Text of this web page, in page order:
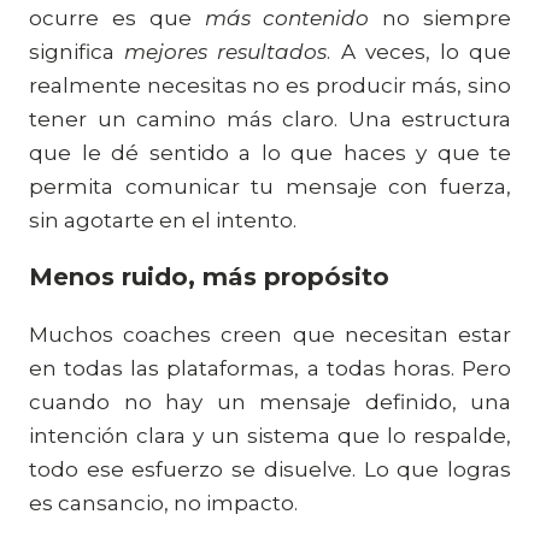
ocurre es que más contenido no siempre
significa mejores resultados. A veces, lo que
realmente necesitas no es producir más, sino
tener un camino más claro. Una estructura
que le dé sentido a lo que haces y que te
permita comunicar tu mensaje con fuerza,
sin agotarte en el intento.
Menos ruido, más propósito
Muchos coaches creen que necesitan estar
en todas las plataformas, a todas horas. Pero
cuando no hay un mensaje definido, una
intención clara y un sistema que lo respalde,
todo ese esfuerzo se disuelve. Lo que logras
es cansancio, no impacto.